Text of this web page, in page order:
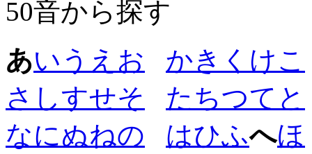
50音から探す
あい う え お かき く けこ
さ しすせそ た ちつて と
なにぬねの はひふへほ